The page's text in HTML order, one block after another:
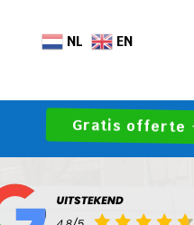
NL EN
Gratis offerte